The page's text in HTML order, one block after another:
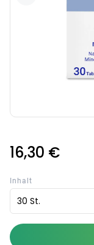
16,30 €
Inhalt
30 St.